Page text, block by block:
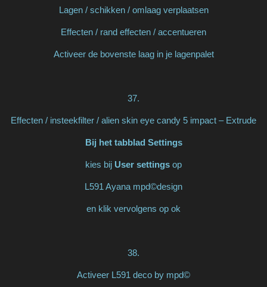
Lagen / schikken / omlaag verplaatsen
Effecten / rand effecten / accentueren
Activeer de bovenste laag in je lagenpalet
37.
Effecten / insteekfilter / alien skin eye candy 5 impact – Extrude
Bij het tabblad Settings
kies bij User settings op
L591 Ayana mpd©design
en klik vervolgens op ok
38.
Activeer L591 deco by mpd©